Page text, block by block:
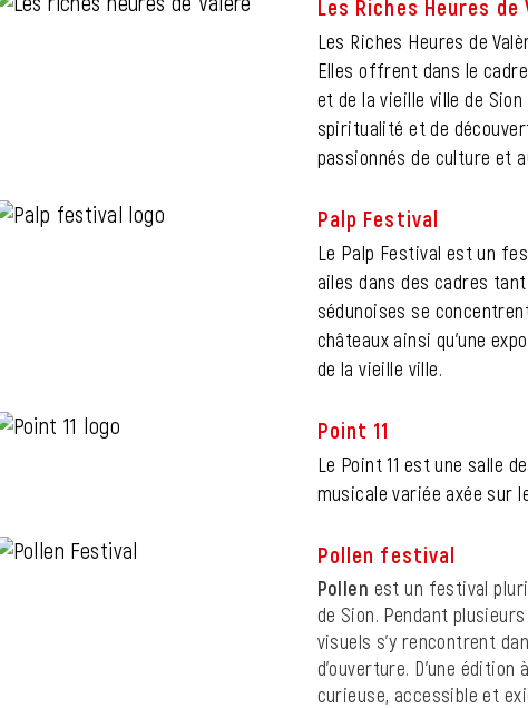
Les Riches Heures de
Les Riches Heures de
Elles offrent dans le
et de la vieille ville de
spiritualité et de
passionnés de culture et
Palp Festival
Le Palp Festival est un
ailes dans des cadres
sédunoises se
châteaux ainsi qu’une
de la vieille ville.
Point 11
Le Point 11 est une salle
musicale variée axée sur
Pollen festival
Pollen est un festival
de Sion. Pendant
visuels s’y rencontrent
d’ouverture. D’une
curieuse, accessible et